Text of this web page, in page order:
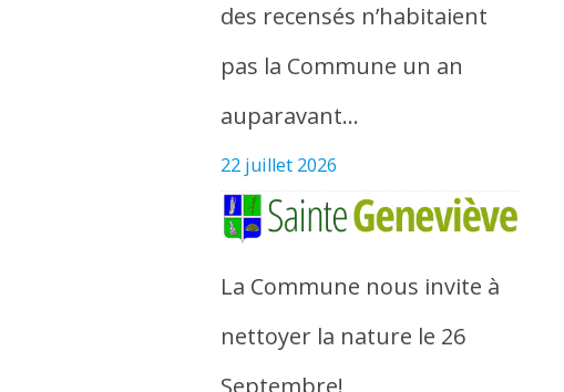
des recensés n’habitaient
pas la Commune un an
auparavant…
22 juillet 2026
La Commune nous invite à
nettoyer la nature le 26
Septembre!